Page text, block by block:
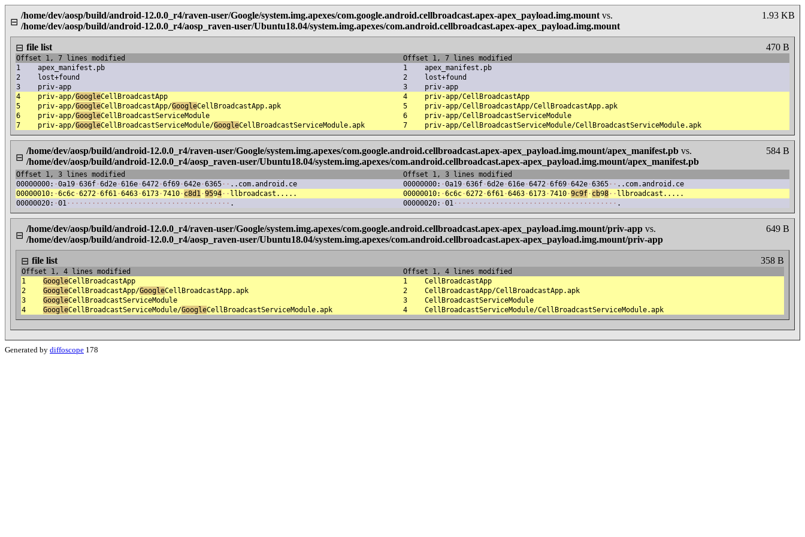
⊟
1.93 KB
/home/dev/aosp/build/android-12.0.0_r4/raven-user/Google/system.img.apexes/com.google.android.cellbroadcast.apex-apex_payload.img.mountvs.
/home/dev/aosp/build/android-12.0.0_r4/aosp_raven-user/Ubuntu18.04/system.img.apexes/com.android.cellbroadcast.apex-apex_payload.img.mount
⊟ 470 B
file list
Offset 1, 7 lines modified
Offset 1, 7 lines modified
1
apex_manifest.pb 1
apex_manifest.pb
2
lost+found 2
lost+found
3
priv-app 3
priv-app
4
priv-app/GoogleCellBroadcastApp 4
priv-app/CellBroadcastApp
5
priv-app/GoogleCellBroadcastApp/GoogleCellBroadcastApp.apk 5
priv-app/CellBroadcastApp/CellBroadcastApp.apk
6
priv-app/GoogleCellBroadcastServiceModule 6
priv-app/CellBroadcastServiceModule
7
priv-app/GoogleCellBroadcastServiceModule/GoogleCellBroadcastServiceModule.apk 7 priv-app/CellBroadcastServiceModule/CellBroadcastServiceModule.apk
⊟
584 B
/home/dev/aosp/build/android-12.0.0_r4/raven-user/Google/system.img.apexes/com.google.android.cellbroadcast.apex-apex_payload.img.mount/apex_manifest.pbvs.
/home/dev/aosp/build/android-12.0.0_r4/aosp_raven-user/Ubuntu18.04/system.img.apexes/com.android.cellbroadcast.apex-apex_payload.img.mount/apex_manifest.pb
Offset 1, 3 lines modified
Offset 1, 3 lines modified
00000000: ·0a19 ·636f ·6d2e ·616e ·6472 ·6f69 ·642e ·6365 · · ..com.android.ce 00000000: ·0a19 ·636f ·6d2e ·616e ·6472 ·6f69 ·642e ·6365 · · ..com.android.ce
00000010: ·6c6c ·6272 ·6f61 ·6463 ·6173 ·7410 · c8d1 ·9594 · · llbroadcast..... 00000010: ·6c6c ·6272 ·6f61 ·6463 ·6173 ·7410 ·9c9f · cb98 · · llbroadcast.....
00000020: ·01 · · · · · · · · · · · · · · · · · · · · · · · · · · · · · · · · · · · · · · · . 00000020: ·01 · · · · · · · · · · · · · · · · · · · · · · · · · · · · · · · · · · · · · · · .
⊟
649 B
/home/dev/aosp/build/android-12.0.0_r4/raven-user/Google/system.img.apexes/com.google.android.cellbroadcast.apex-apex_payload.img.mount/priv-appvs.
/home/dev/aosp/build/android-12.0.0_r4/aosp_raven-user/Ubuntu18.04/system.img.apexes/com.android.cellbroadcast.apex-apex_payload.img.mount/priv-app
⊟ 358 B
file list
Offset 1, 4 lines modified
Offset 1, 4 lines modified
1
GoogleCellBroadcastApp 1
CellBroadcastApp
2
GoogleCellBroadcastApp/GoogleCellBroadcastApp.apk 2
CellBroadcastApp/CellBroadcastApp.apk
3
GoogleCellBroadcastServiceModule 3
CellBroadcastServiceModule
4
GoogleCellBroadcastServiceModule/GoogleCellBroadcastServiceModule.apk 4 CellBroadcastServiceModule/CellBroadcastServiceModule.apk
Generated by diffoscope 178